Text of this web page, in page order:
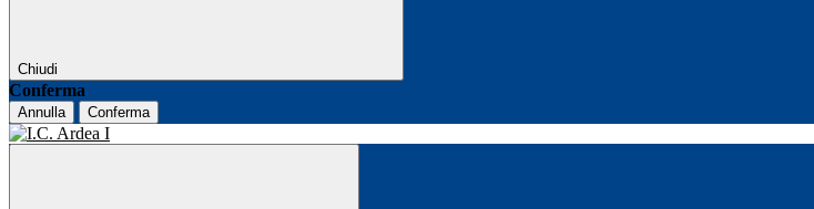
Chiudi
Conferma
Annulla Conferma